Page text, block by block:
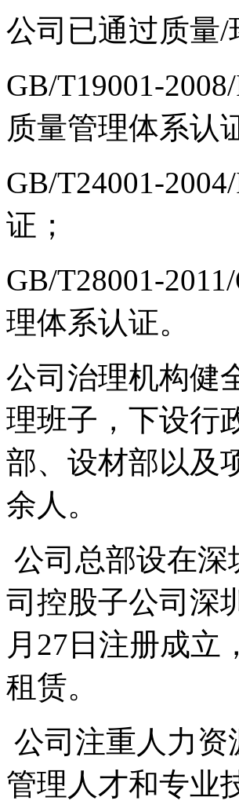
公司已通过质量
GB/T19001-
质量管理体系认
GB/T24001-
证；
GB/T28001-
理体系认证。
公司治理机构健
理班子，下设行
部、设材部以及
余人。
公司总部设在
司控股子公司深
月27日注册成立
租赁。
公司注重人力
管理人才和专业